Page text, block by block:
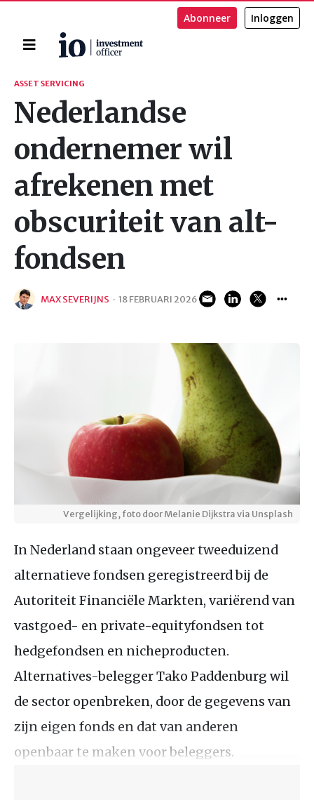
Home
Abonneer Inloggen
Zoeken
ASSET SERVICING
Nederlandse
ondernemer wil
afrekenen met
obscuriteit van alt-
fondsen
MAX SEVERIJNS · 18 FEBRUARI 2026
Vergelijking, foto door Melanie Dijkstra via Unsplash
In Nederland staan ongeveer tweeduizend
alternatieve fondsen geregistreerd bij de
Autoriteit Financiële Markten, variërend van
vastgoed- en private-equityfondsen tot
hedgefondsen en nicheproducten.
Alternatives-belegger Tako Paddenburg wil
de sector openbreken, door de gegevens van
zijn eigen fonds en dat van anderen
openbaar te maken voor beleggers.